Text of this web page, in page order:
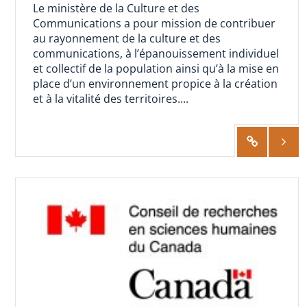
Le ministère de la Culture et des
Communications a pour mission de contribuer
au rayonnement de la culture et des
communications, à l’épanouissement individuel
et collectif de la population ainsi qu’à la mise en
place d’un environnement propice à la création
et à la vitalité des territoires....